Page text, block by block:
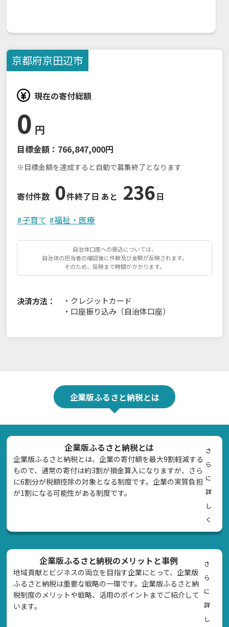
京都府京田辺市
現在の寄付総額
0 円
目標金額： 766,847,000円
※目標金額を達成すると自動で募集終了となります
寄付件数 0件終了日 あと 236日
#子育て #福祉・医療
自治体口座への振込については、
自治体の担当者の確認後に件数及び金額が反映されます。
そのため、反映まで時間がかかります。
決済方法： ・ クレジットカード
・ 口座振り込み（自治体口座）
企業版ふるさと納税とは
企業版ふるさと納税とは
企業版ふるさと納税とは、企業の寄付額を最大9割軽減する
もので、通常の寄付は約3割が損金算入になりますが、さら
に6割分が税額控除の対象となる制度です。企業の実質負担
が1割になる可能性がある制度です。
さ
ら
に
詳
し
く
企業版ふるさと納税のメリットと事例
地域貢献とビジネスの両立を目指す企業にとって、企業版
ふるさと納税は重要な戦略の一環です。企業版ふるさと納
税制度のメリットや戦略、活用のポイントまでご紹介して
います。
さ
ら
に
詳
し